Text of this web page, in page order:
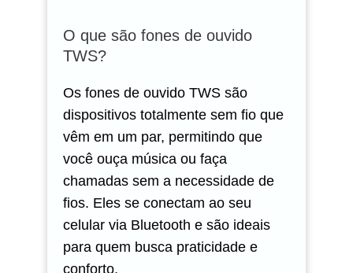
O que são fones de ouvido
TWS?
Os fones de ouvido TWS são
dispositivos totalmente sem fio que
vêm em um par, permitindo que
você ouça música ou faça
chamadas sem a necessidade de
fios. Eles se conectam ao seu
celular via Bluetooth e são ideais
para quem busca praticidade e
conforto.